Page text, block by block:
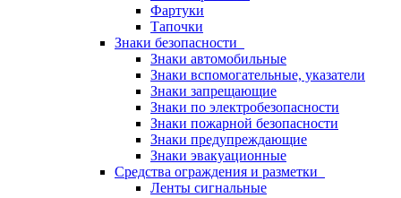
Фартуки
Тапочки
Знаки безопасности
Знаки автомобильные
Знаки вспомогательные, указатели
Знаки запрещающие
Знаки по электробезопасности
Знаки пожарной безопасности
Знаки предупреждающие
Знаки эвакуационные
Средства ограждения и разметки
Ленты сигнальные